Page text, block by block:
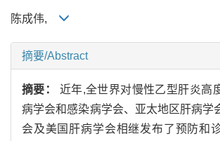
陈成伟,
摘要/Abstract
摘要： 近年,全世界对慢性乙型肝炎高
病学会和感染病学会、亚太地区肝病学
会及美国肝病学会相继发布了预防和